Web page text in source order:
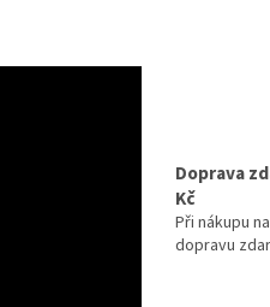
Doprava
Kč
Při nákupu
dopravu